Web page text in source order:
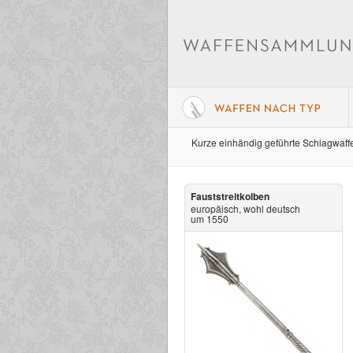
Kurze einhändig geführte
Fauststreitkolben
europäisch, wohl deutsch
um 1550